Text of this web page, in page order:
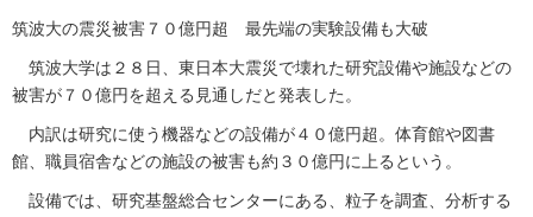
筑波大の震災被害７０億円超 最先端の実験設備も大破
筑波大学は２８日、東日本大震災で壊れた研究設備や施設などの
被害が７０億円を超える見通しだと発表した。
内訳は研究に使う機器などの設備が４０億円超。体育館や図書
館、職員宿舎などの施設の被害も約３０億円に上るという。
設備では、研究基盤総合センターにある、粒子を調査、分析する